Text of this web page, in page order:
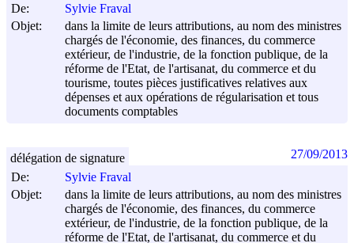
De:
Sylvie Fraval
Objet:
dans la limite de leurs attributions, au nom des ministres
chargés de l'économie, des finances, du commerce
extérieur, de l'industrie, de la fonction publique, de la
réforme de l'Etat, de l'artisanat, du commerce et du
tourisme, toutes pièces justificatives relatives aux
dépenses et aux opérations de régularisation et tous
documents comptables
De:
Sylvie Fraval
Objet:
dans la limite de leurs attributions, au nom des ministres
chargés de l'économie, des finances, du commerce
extérieur, de l'industrie, de la fonction publique, de la
réforme de l'Etat, de l'artisanat, du commerce et du
délégation de signature 27/09/2013